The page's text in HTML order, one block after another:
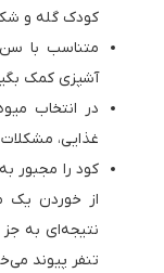
کودک گله و
متناسب با سن
آشپزی کمک
در انتخاب
غذایی،
کود را مجبور
از خوردن یک
نتیجه‌ای به
تنفر پیوند